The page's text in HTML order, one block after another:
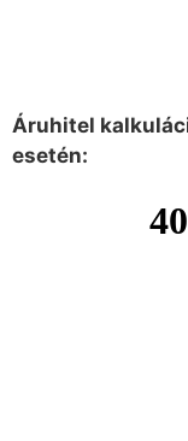
Áruhitel
esetén: